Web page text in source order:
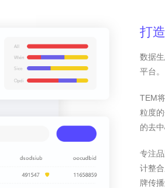
打
数据
平台。
TEM
粒度
的去
专注
计整
牌传